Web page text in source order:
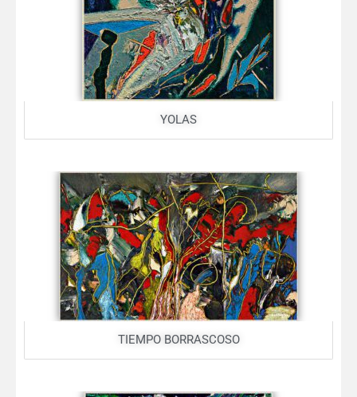
YOLAS
TIEMPO BORRASCOSO